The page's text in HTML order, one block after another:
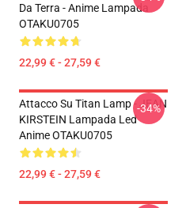
Da Terra - Anime Lampada
OTAKU0705
22,99 € - 27,59 €
Attacco Su Titan Lamp - JEAN
KIRSTEIN Lampada Led
Anime OTAKU0705
22,99 € - 27,59 €
-34%